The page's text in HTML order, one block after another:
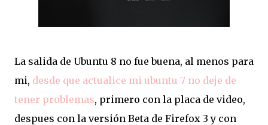
La salida de Ubuntu 8 no fue buena, al menos para
mi, desde que actualice mi ubuntu 7 no deje de
tener problemas, primero con la placa de video,
despues con la versión Beta de Firefox 3 y con